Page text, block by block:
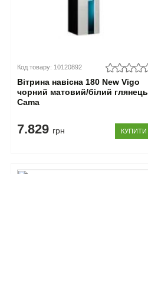
Код товару: 10120892
Вітрина навісна 180 New Vigo
чорний матовий/білий глянець
Cama
7.829 грн КУПИТИ